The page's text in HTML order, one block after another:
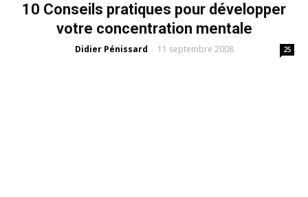
10 Conseils pratiques pour développer
votre concentration mentale
Didier Pénissard - 11 septembre 2008 25